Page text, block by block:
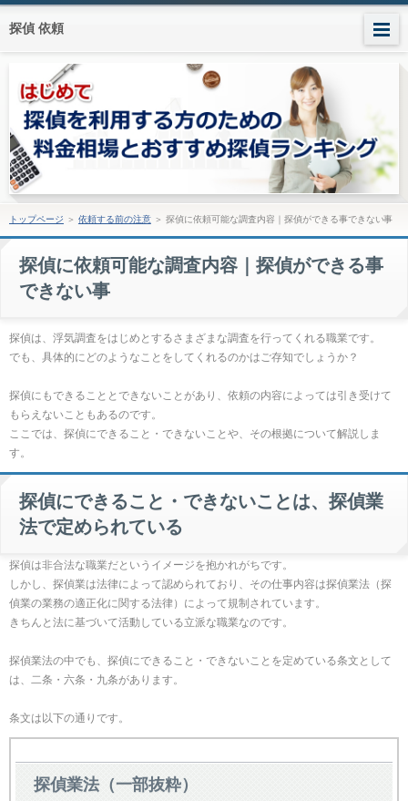
探偵 依頼
トップページ ＞ 依頼する前の注意＞ 探偵に依頼可能な調査内容｜探偵ができる事できない事
探偵に依頼可能な調査内容｜探偵ができる事
できない事
探偵は、浮気調査をはじめとするさまざまな調査を行ってくれる職業です。
でも、具体的にどのようなことをしてくれるのかはご存知でしょうか？
探偵にもできることとできないことがあり、依頼の内容によっては引き受けて
もらえないこともあるのです。
ここでは、探偵にできること・できないことや、その根拠について解説しま
す。
探偵にできること・できないことは、探偵業
法で定められている
探偵は非合法な職業だというイメージを抱かれがちです。
しかし、探偵業は法律によって認められており、その仕事内容は探偵業法（探
偵業の業務の適正化に関する法律）によって規制されています。
きちんと法に基づいて活動している立派な職業なのです。
探偵業法の中でも、探偵にできること・できないことを定めている条文として
は、二条・六条・九条があります。
条文は以下の通りです。
探偵業法（一部抜粋）